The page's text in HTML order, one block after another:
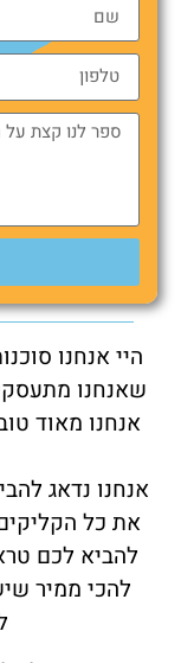
היי אנחנו
שאנחנו
אנחנו מאוד
אנחנו נדאג
את כל
להביא לכם
להכי ממיר